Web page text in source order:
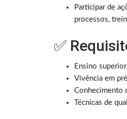
Participar de
processos,
✅
Ensino
Vivência em
Conhecimento
Técnicas de